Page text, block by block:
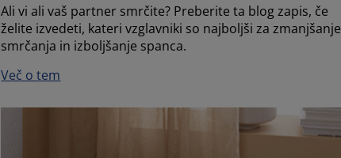
Ali vi ali vaš partner smrčite? Preberite ta blog zapis, če
želite izvedeti, kateri vzglavniki so najboljši za zmanjšanje
smrčanja in izboljšanje spanca.
Več o tem